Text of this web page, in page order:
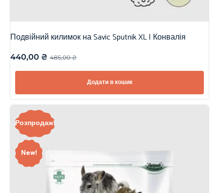
Подвійний килимок на Savic Sputnik XL | Конвалія
485,00₴
440,00 ₴
Додати в кошик
New!
Розпродаж!